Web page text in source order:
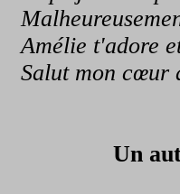
Amélie t'adore
Salut mon cœur
Un